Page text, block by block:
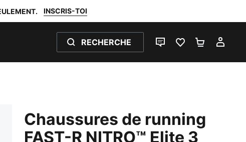
INSCRIS-TOI
RECHERCHE
LIVE CHATFAVORIS 0PANIER 0
Chaussures de running
FAST-R NITRO™ Elite 3